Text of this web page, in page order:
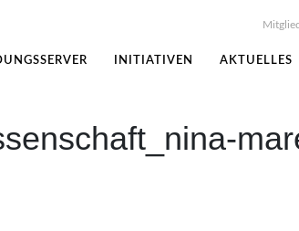
INITIATIVEN AKTUELLES